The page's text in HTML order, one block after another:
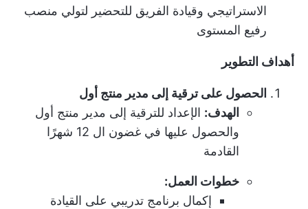
الاستراتيجي وقيادة الفريق للتحضير لتولي منصب
رفيع المستوى
أهداف التطوير
الحصول على ترقية إلى مدير منتج أول
الهدف: الإعداد للترقية إلى مدير منتج أول
والحصول عليها في غضون ال 12 شهرًا
القادمة
خطوات العمل:
إكمال برنامج تدريبي على القيادة